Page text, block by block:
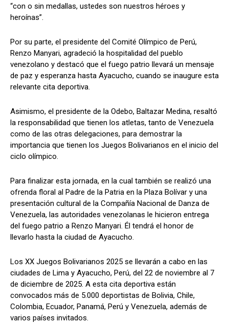
“con o sin medallas, ustedes son nuestros héroes y
heroínas”.
Por su parte, el presidente del Comité Olímpico de Perú,
Renzo Manyari, agradeció la hospitalidad del pueblo
venezolano y destacó que el fuego patrio llevará un mensaje
de paz y esperanza hasta Ayacucho, cuando se inaugure esta
relevante cita deportiva.
Asimismo, el presidente de la Odebo, Baltazar Medina, resaltó
la responsabilidad que tienen los atletas, tanto de Venezuela
como de las otras delegaciones, para demostrar la
importancia que tienen los Juegos Bolivarianos en el inicio del
ciclo olímpico.
Para finalizar esta jornada, en la cual también se realizó una
ofrenda floral al Padre de la Patria en la Plaza Bolívar y una
presentación cultural de la Compañía Nacional de Danza de
Venezuela, las autoridades venezolanas le hicieron entrega
del fuego patrio a Renzo Manyari. Él tendrá el honor de
llevarlo hasta la ciudad de Ayacucho.
Los XX Juegos Bolivarianos 2025 se llevarán a cabo en las
ciudades de Lima y Ayacucho, Perú, del 22 de noviembre al 7
de diciembre de 2025. A esta cita deportiva están
convocados más de 5.000 deportistas de Bolivia, Chile,
Colombia, Ecuador, Panamá, Perú y Venezuela, además de
varios países invitados.